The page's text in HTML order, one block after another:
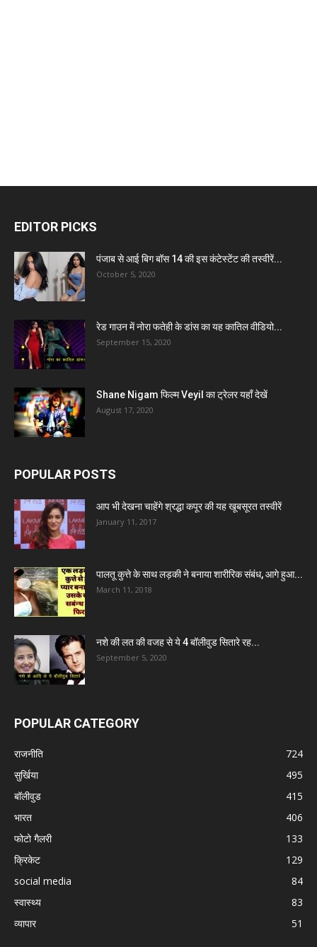
EDITOR PICKS
पंजाब से आई बिग बॉस 14 की इस कंटेस्टेंट की तस्वीरें...
October 5, 2020
रेड गाउन में नोरा फतेही के डांस का यह कातिल वीडियो...
September 15, 2020
Shane Nigam फिल्म Veyil का ट्रेलर यहाँ देखें
August 17, 2020
POPULAR POSTS
आप भी देखना चाहेंगे श्रद्धा कपूर की यह खूबसूरत तस्वीरें
January 11, 2017
पालतू कुत्ते के साथ लड़की ने बनाया शारीरिक संबंध, आगे हुआ...
March 11, 2018
नशे की लत की वजह से ये 4 बॉलीवुड सितारे रह...
September 5, 2020
POPULAR CATEGORY
राजनीति
724
सुर्खिया
495
बॉलीवुड
415
भारत
406
फोटो गैलरी
133
क्रिकेट
129
social media
84
स्वास्थ्य
83
व्यापार
51